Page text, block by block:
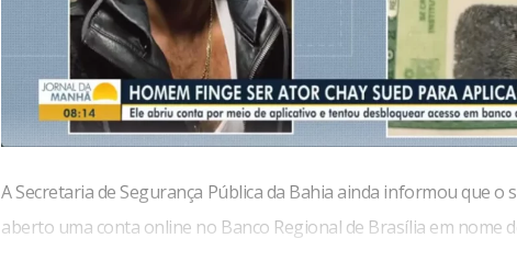
A Secretaria de Segurança Pública da Bahia ainda informou que o
aberto uma conta online no Banco Regional de Brasília em nome